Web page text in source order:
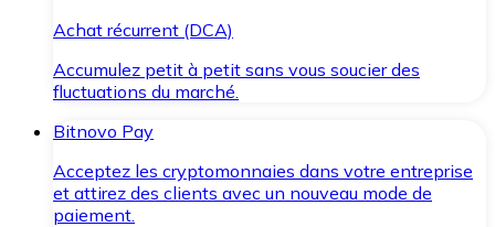
Achat récurrent (DCA)
Accumulez petit à petit sans vous soucier des
fluctuations du marché.
Bitnovo Pay
Acceptez les cryptomonnaies dans votre entreprise
et attirez des clients avec un nouveau mode de
paiement.